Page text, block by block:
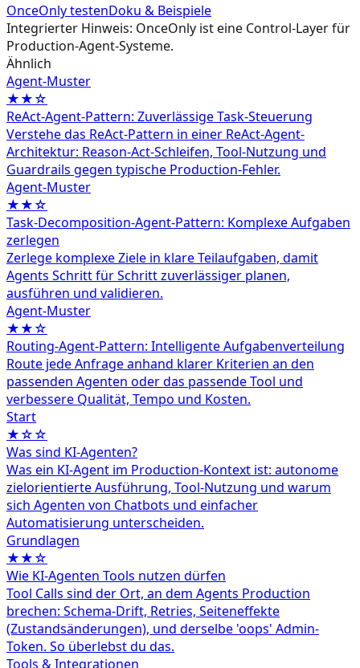
OnceOnly testenDoku & Beispiele
Integrierter Hinweis: OnceOnly ist eine Control-Layer für
Production-Agent-Systeme.
Ähnlich
Agent‑Muster
★★☆
ReAct-Agent-Pattern: Zuverlässige Task-Steuerung
Verstehe das ReAct-Pattern in einer ReAct-Agent-
Architektur: Reason-Act-Schleifen, Tool-Nutzung und
Guardrails gegen typische Production-Fehler.
Agent‑Muster
★★☆
Task-Decomposition-Agent-Pattern: Komplexe Aufgaben
zerlegen
Zerlege komplexe Ziele in klare Teilaufgaben, damit
Agents Schritt für Schritt zuverlässiger planen,
ausführen und validieren.
Agent‑Muster
★★☆
Routing-Agent-Pattern: Intelligente Aufgabenverteilung
Route jede Anfrage anhand klarer Kriterien an den
passenden Agenten oder das passende Tool und
verbessere Qualität, Tempo und Kosten.
Start
★☆☆
Was sind KI-Agenten?
Was ein KI-Agent im Production-Kontext ist: autonome
zielorientierte Ausführung, Tool-Nutzung und warum
sich Agenten von Chatbots und einfacher
Automatisierung unterscheiden.
Grundlagen
★★☆
Wie KI-Agenten Tools nutzen dürfen
Tool Calls sind der Ort, an dem Agents Production
brechen: Schema-Drift, Retries, Seiteneffekte
(Zustandsänderungen), und derselbe 'oops' Admin-
Token. So überlebst du das.
Tools & Integrationen